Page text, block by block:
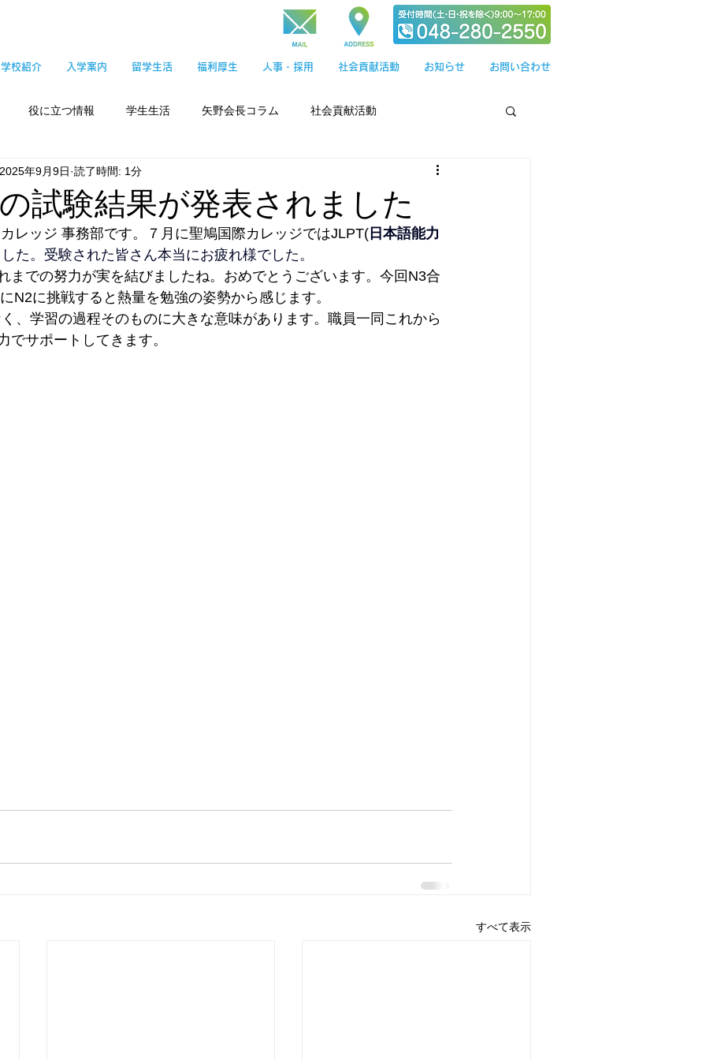
学校紹介 入学案内 留学生活 福利厚生 人事・採用 社会貢献活動 お知らせ お問い合わせ
役に立つ情報 学生生活 矢野会長コラム 社会貢献活動
試験結果が発表されました
2025年9月9日 読了時間: 1分
レッジ 事務部です。７月に聖鳩国際カレッジではJLPT( 日本語能力
た。受験された皆さん本当にお疲れ様でした。
での努力が実を結びましたね。おめでとうございます。今回N3合
N2に挑戦すると熱量を勉強の姿勢から感じます。
、学習の過程そのものに大きな意味があります。職員一同これから
でサポートしてきます。
すべて表示